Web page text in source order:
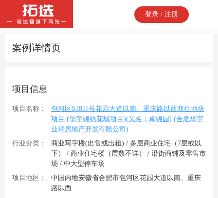
登录 / 注册
案例详情页
项目信息
项目名称：
包河区S1811号花园大道以南、重庆路以西商住地块
项目 (华宇锦绣花城项目)(又名：卓锦园) (合肥华宇
业瑞房地产开发有限公司)
行业分类：
商业写字楼(出售或出租) / 多层商业住宅（7层或以
下） / 商业住宅楼（层数不详） / 沿街商铺及零售市
场 / 中大型停车场
项目地区：
中国内地安徽省合肥市包河区花园大道以南、重庆
路以西